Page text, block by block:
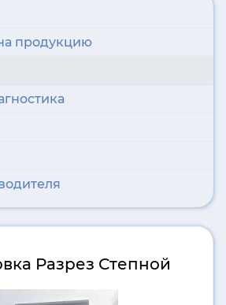
продукцию
Разрез Степной